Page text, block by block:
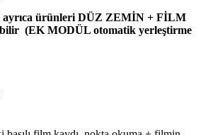
ürünleri DÜZ ZEMİN + FİLM
(EK MODÜL otomatik yerleştirme